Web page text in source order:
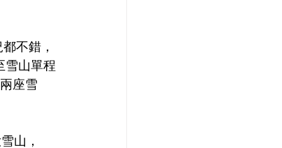
不錯，
雪山單程
座雪
山，